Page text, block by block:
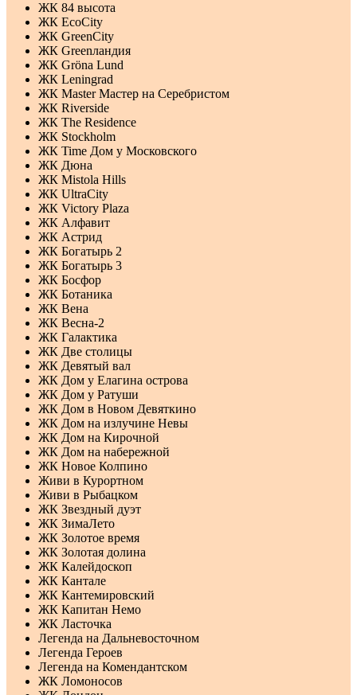
ЖК 84 высота
ЖК EcoCity
ЖК GreenCity
ЖК Greenландия
ЖК Gröna Lund
ЖК Leningrad
ЖК Master Мастер на Серебристом
ЖК Riverside
ЖК The Residence
ЖК Stockholm
ЖК Time Дом у Московского
ЖК Дюна
ЖК Mistola Hills
ЖК UltraCity
ЖК Victory Plaza
ЖК Алфавит
ЖК Астрид
ЖК Богатырь 2
ЖК Богатырь 3
ЖК Босфор
ЖК Ботаника
ЖК Вена
ЖК Весна-2
ЖК Галактика
ЖК Две столицы
ЖК Девятый вал
ЖК Дом у Елагина острова
ЖК Дом у Ратуши
ЖК Дом в Новом Девяткино
ЖК Дом на излучине Невы
ЖК Дом на Кирочной
ЖК Дом на набережной
ЖК Новое Колпино
Живи в Курортном
Живи в Рыбацком
ЖК Звездный дуэт
ЖК ЗимаЛето
ЖК Золотое время
ЖК Золотая долина
ЖК Калейдоскоп
ЖК Кантале
ЖК Кантемировский
ЖК Капитан Немо
ЖК Ласточка
Легенда на Дальневосточном
Легенда Героев
Легенда на Комендантском
ЖК Ломоносов